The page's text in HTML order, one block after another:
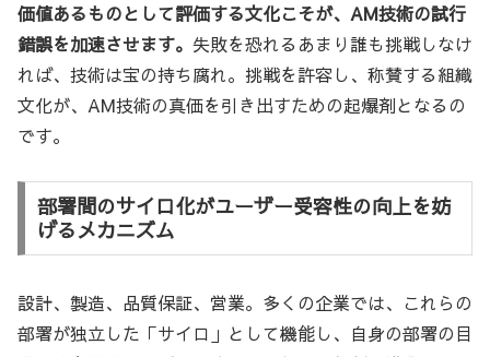
価値あるものとして評価する文化こそが、AM技術の試行
錯誤を加速させます。 失敗を恐れるあまり誰も挑戦しなけ
れば、技術は宝の持ち腐れ。挑戦を許容し、称賛する組織
文化が、AM技術の真価を引き出すための起爆剤となるの
です。
部署間のサイロ化がユーザー受容性の向上を妨
げるメカニズム
設計、製造、品質保証、営業。多くの企業では、これらの
部署が独立した「サイロ」として機能し、自身の部署の目